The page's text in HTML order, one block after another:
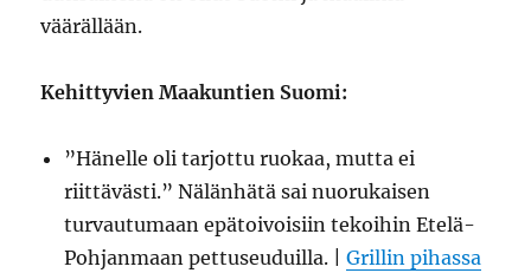
väärällään.
Kehittyvien Maakuntien Suomi:
”Hänelle oli tarjottu ruokaa, mutta ei
riittävästi.” Nälänhätä sai nuorukaisen
turvautumaan epätoivoisiin tekoihin Etelä-
Pohjanmaan pettuseuduilla. |Grillin pihassa